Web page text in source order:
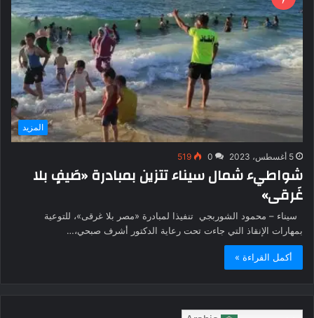
المزيد
5 أغسطس، 2023 0
519
شواطيء شمال سيناء تتزين بمبادرة «صَيفٍ بلا
غَرقى»
سيناء – محمود الشوربجي تنفيذا لمبادرة «مصر بلا غرقى»، للتوعية
بمهارات الإنقاذ التي جاءت تحت رعاية الدكتور أشرف صبحي،…
أكمل القراءة »